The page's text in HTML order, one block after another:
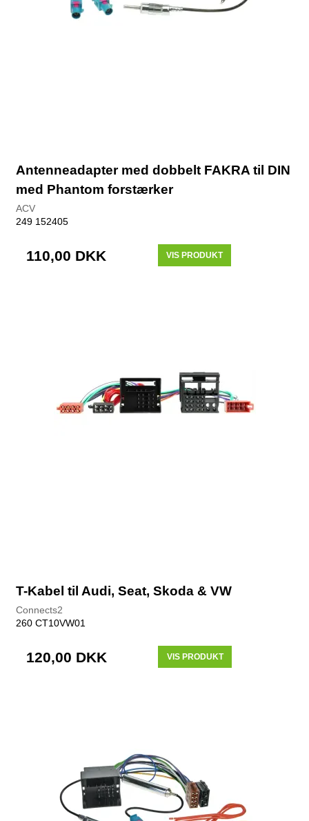
Antenneadapter med dobbelt FAKRA til DIN
med Phantom forstærker
ACV
249 152405
110,00 DKK VIS PRODUKT
T-Kabel til Audi, Seat, Skoda & VW
Connects2
260 CT10VW01
120,00 DKK VIS PRODUKT